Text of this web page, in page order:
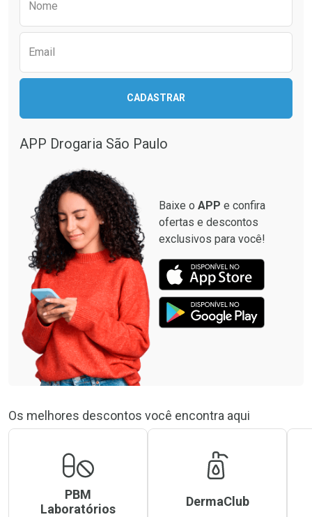
Nome
Email
CADASTRAR
APP Drogaria São Paulo
Baixe o APP e confira
ofertas e descontos
exclusivos para você!
Os melhores descontos você encontra aqui
PBM
Laboratórios
DermaClub